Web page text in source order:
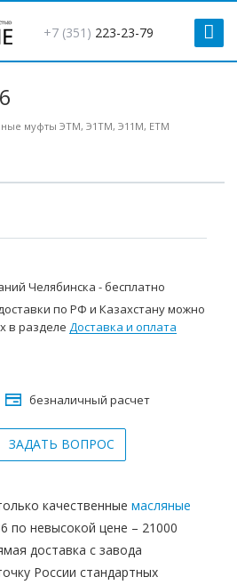
+7 (351) 223-23-79
муфты ЭТМ, Э1ТМ, Э11М, ЕТМ
Челябинска - бесплатно
по РФ и Казахстану можно
в разделе Доставка и оплата
безналичный расчет
ЗАДАТЬ ВОПРОС
качественные масляные
невысокой цене – 21000
доставка с завода
России стандартных